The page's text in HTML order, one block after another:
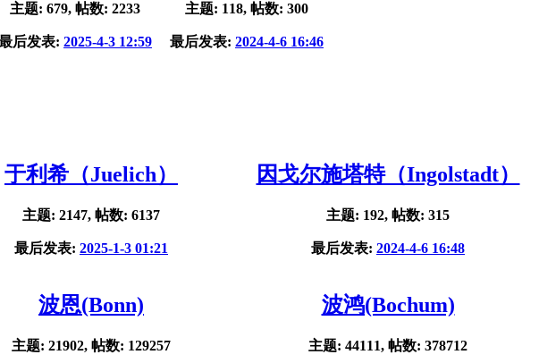
主题: 679, 帖数: 2233
后发表: 2025-4-3 12:59
主题: 118, 帖数: 300
最后发表: 2024-4-6 16:46
于利希（Juelich）
主题: 2147, 帖数: 6137
最后发表: 2025-1-3 01:21
因戈尔施塔特（Ingolstadt）
主题: 192, 帖数: 315
最后发表: 2024-4-6 16:48
波恩(Bonn)
主题: 21902, 帖数: 129257
波鸿(Bochum)
主题: 44111, 帖数: 378712